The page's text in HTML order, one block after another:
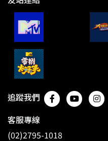
追蹤我們
客服專線
(02)2795-1018